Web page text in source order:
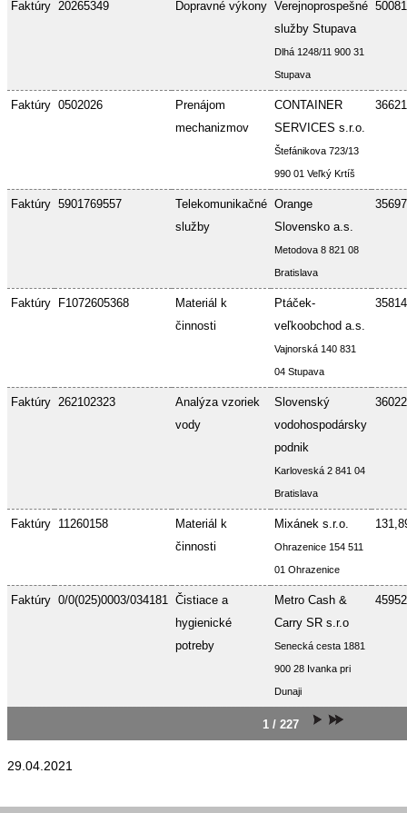
Faktúry 20265349 Dopravné výkony Verejnoprospešné
služby Stupava
Dlhá 1248/11 900 31
Stupava
Faktúry 0502026
Prenájom
mechanizmov
CONTAINER
SERVICES s.r.o.
Štefánikova 723/13
990 01 Veľký Krtíš
Faktúry 5901769557
Telekomunikačné
služby
Orange
Slovensko a.s.
Metodova 8 821 08
Bratislava
Faktúry F1072605368
Materiál k
činnosti
Ptáček-
veľkoobchod a.s.
Vajnorská 140 831
04 Stupava
Faktúry 262102323
Analýza vzoriek
vody
Slovenský
vodohospodársky
podnik
Karloveská 2 841 04
Bratislava
Faktúry 11260158
Materiál k
činnosti
Mixánek s.r.o.
Ohrazenice 154 511
01 Ohrazenice
Faktúry 0/0(025)0003/034181 Čistiace a
hygienické
potreby
Metro Cash &
Carry SR s.r.o
Senecká cesta 1881
900 28 Ivanka pri
Dunaji
1 / 227
29.04.2021